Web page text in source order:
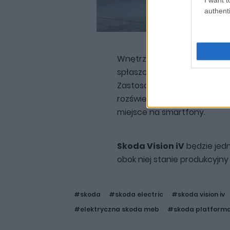
Wnętrze to oczywiście
spłaszczoną kierownicą
Zastosowano tutaj dużo
rozświetlenia kabiny. W
miejsce na smartfony.
Skoda Vision iV będzie
obok niej stanie produkcyjny
#skoda #skoda electric #skoda vision iv
#elektryczna skoda meb
#skoda